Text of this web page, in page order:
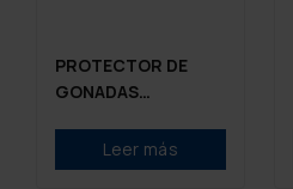
PROTECTOR DE
GONADAS
Leer más